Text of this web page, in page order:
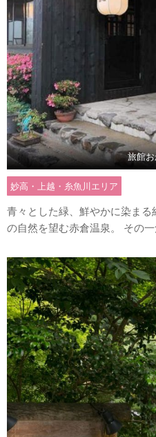
旅館
妙高・上越・糸魚川エリア
青々とした緑、鮮やかに染ま
の自然を望む赤倉温泉。 その